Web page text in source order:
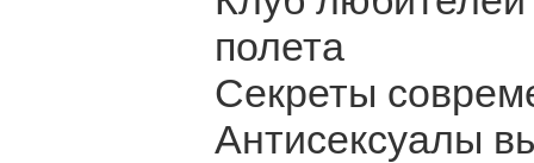
полета
Секреты
Антисексуалы